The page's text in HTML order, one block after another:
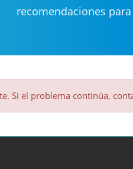
recomendaciones
Si el problema continúa,